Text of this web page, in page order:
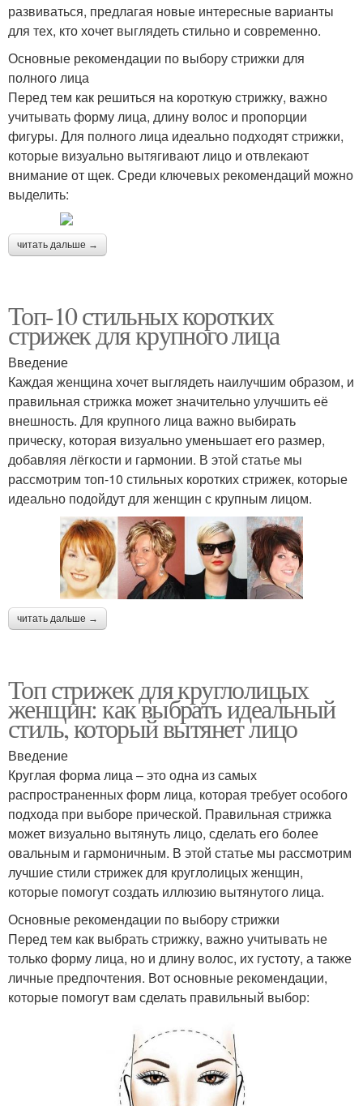
развиваться, предлагая новые интересные варианты
для тех, кто хочет выглядеть стильно и современно.
Основные рекомендации по выбору стрижки для
полного лица
Перед тем как решиться на короткую стрижку, важно
учитывать форму лица, длину волос и пропорции
фигуры. Для полного лица идеально подходят стрижки,
которые визуально вытягивают лицо и отвлекают
внимание от щек. Среди ключевых рекомендаций можно
выделить:
читать дальше →
Топ-10 стильных коротких
стрижек для крупного лица
Введение
Каждая женщина хочет выглядеть наилучшим образом, и
правильная стрижка может значительно улучшить её
внешность. Для крупного лица важно выбирать
прическу, которая визуально уменьшает его размер,
добавляя лёгкости и гармонии. В этой статье мы
рассмотрим топ-10 стильных коротких стрижек, которые
идеально подойдут для женщин с крупным лицом.
читать дальше →
Топ стрижек для круглолицых
женщин: как выбрать идеальный
стиль, который вытянет лицо
Введение
Круглая форма лица – это одна из самых
распространенных форм лица, которая требует особого
подхода при выборе прической. Правильная стрижка
может визуально вытянуть лицо, сделать его более
овальным и гармоничным. В этой статье мы рассмотрим
лучшие стили стрижек для круглолицых женщин,
которые помогут создать иллюзию вытянутого лица.
Основные рекомендации по выбору стрижки
Перед тем как выбрать стрижку, важно учитывать не
только форму лица, но и длину волос, их густоту, а также
личные предпочтения. Вот основные рекомендации,
которые помогут вам сделать правильный выбор: